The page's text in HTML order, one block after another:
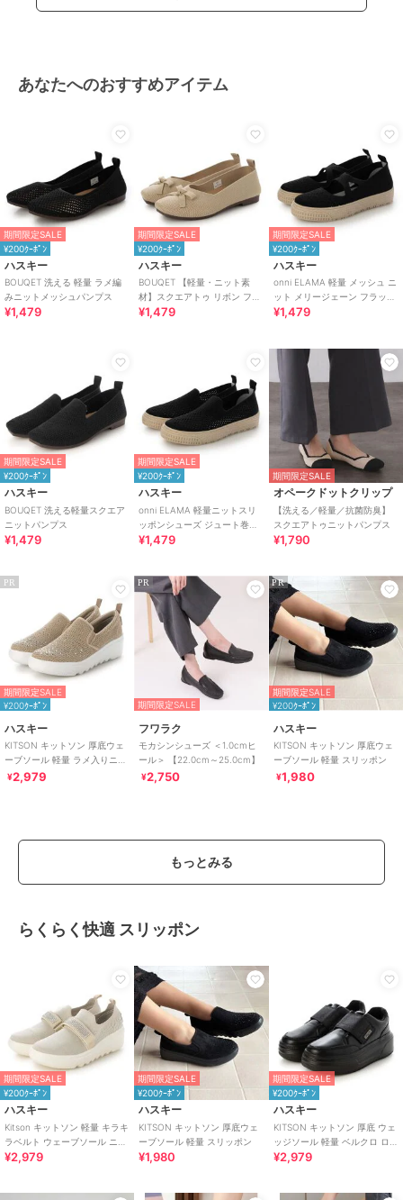
あなたへのおすすめアイテム
期間限定SALE
¥200ｸｰﾎﾟﾝ
ハスキー
BOUQET 洗える 軽量 ラメ編
みニットメッシュパンプス
¥1,479
期間限定SALE
¥200ｸｰﾎﾟﾝ
ハスキー
BOUQET 【軽量・ニット素
材】スクエアトゥ リボン フラ
ットパンプス/バレエシューズ
¥1,479
期間限定SALE
¥200ｸｰﾎﾟﾝ
ハスキー
onni ELAMA 軽量 メッシュ ニ
ット メリージェーン フラット
シューズ
¥1,479
期間限定SALE
¥200ｸｰﾎﾟﾝ
ハスキー
BOUQET 洗える軽量スクエア
ニットパンプス
¥1,479
期間限定SALE
¥200ｸｰﾎﾟﾝ
ハスキー
onni ELAMA 軽量ニットスリ
ッポンシューズ ジュート巻き
風 エスパドリーユ
¥1,479
期間限定SALE
オペークドットクリップ
【洗える／軽量／抗菌防臭】
スクエアトゥニットパンプス
¥1,790
PR
期間限定SALE
¥200ｸｰﾎﾟﾝ
ハスキー
KITSON キットソン 厚底ウェ
ーブソール 軽量 ラメ入りニッ
ト スリッポン
¥2,979
PR
期間限定SALE
フワラク
モカシンシューズ ＜1.0cmヒ
ール＞ 【22.0cm～25.0cm】
¥2,750
PR
期間限定SALE
¥200ｸｰﾎﾟﾝ
ハスキー
KITSON キットソン 厚底ウェ
ーブソール 軽量 スリッポン
¥1,980
もっとみる
らくらく快適 スリッポン
期間限定SALE
¥200ｸｰﾎﾟﾝ
ハスキー
Kitson キットソン 軽量 キラキ
ラベルト ウェーブソール ニッ
トスリッポン
¥2,979
期間限定SALE
¥200ｸｰﾎﾟﾝ
ハスキー
KITSON キットソン 厚底ウェ
ーブソール 軽量 スリッポン
¥1,980
期間限定SALE
¥200ｸｰﾎﾟﾝ
ハスキー
KITSON キットソン 厚底 ウェ
ッジソール 軽量 ベルクロ ロー
カットスリッポン スニーカー
¥2,979